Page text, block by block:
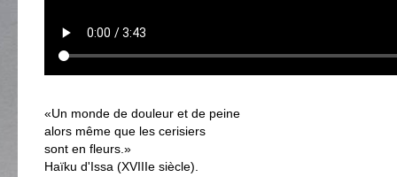
«Un monde de douleur et de peine
alors même que les cerisiers
sont en fleurs.»
Haïku d'Issa (XVIIIe siècle).